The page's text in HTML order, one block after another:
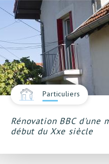
Particuliers
Rénovation BBC d'une
début du Xxe siècle